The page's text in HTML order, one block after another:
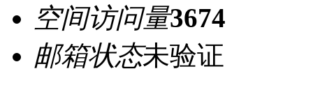
空间访问量3674
邮箱状态未验证